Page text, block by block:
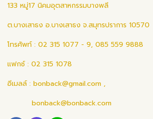
133 หมู่17 นิคมอุตสาหกรรมบางพลี
ต.บางเสาธง อ.บางเสาธง จ.สมุทรปราการ 10570
โทรศัพท์ : 02 315 1077 - 9, 085 559 9888
แฟกซ์ : 02 315 1078
อีเมลล์ : bonback@gmail.com ,
bonback@bonback.com